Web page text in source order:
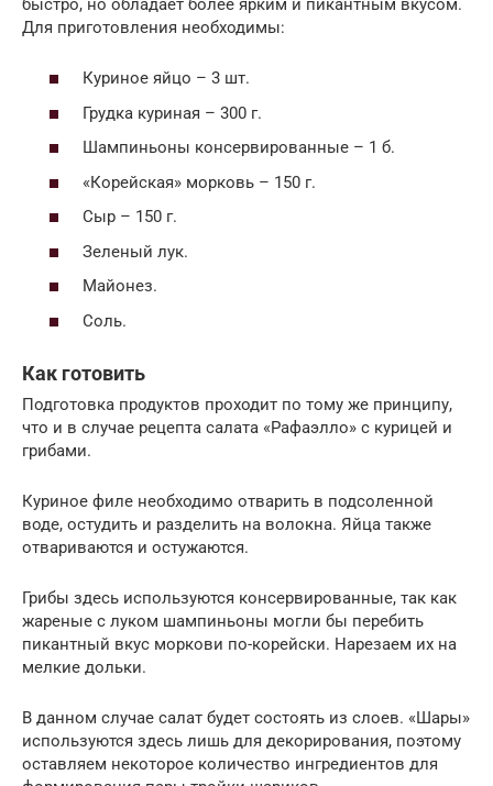
быстро, но обладает более ярким и пикантным вкусом.
Для приготовления необходимы:
Куриное яйцо – 3 шт.
Грудка куриная – 300 г.
Шампиньоны консервированные – 1 б.
«Корейская» морковь – 150 г.
Сыр – 150 г.
Зеленый лук.
Майонез.
Соль.
Как готовить
Подготовка продуктов проходит по тому же принципу,
что и в случае рецепта салата «Рафаэлло» с курицей и
грибами.
Куриное филе необходимо отварить в подсоленной
воде, остудить и разделить на волокна. Яйца также
отвариваются и остужаются.
Грибы здесь используются консервированные, так как
жареные с луком шампиньоны могли бы перебить
пикантный вкус моркови по-корейски. Нарезаем их на
мелкие дольки.
В данном случае салат будет состоять из слоев. «Шары»
используются здесь лишь для декорирования, поэтому
оставляем некоторое количество ингредиентов для